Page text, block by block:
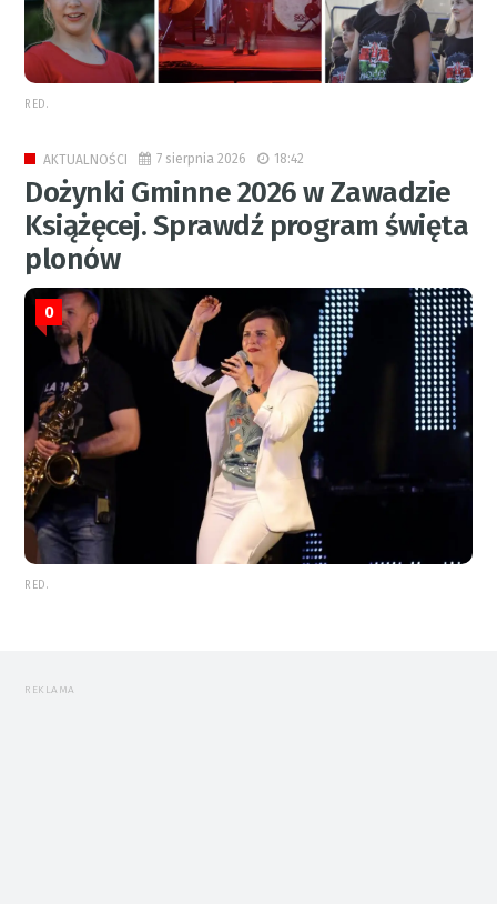
RED.
AKTUALNOŚCI 7 sierpnia 2026 18:42
Dożynki Gminne 2026 w Zawadzie
Książęcej. Sprawdź program święta
plonów
0
RED.
REKLAMA